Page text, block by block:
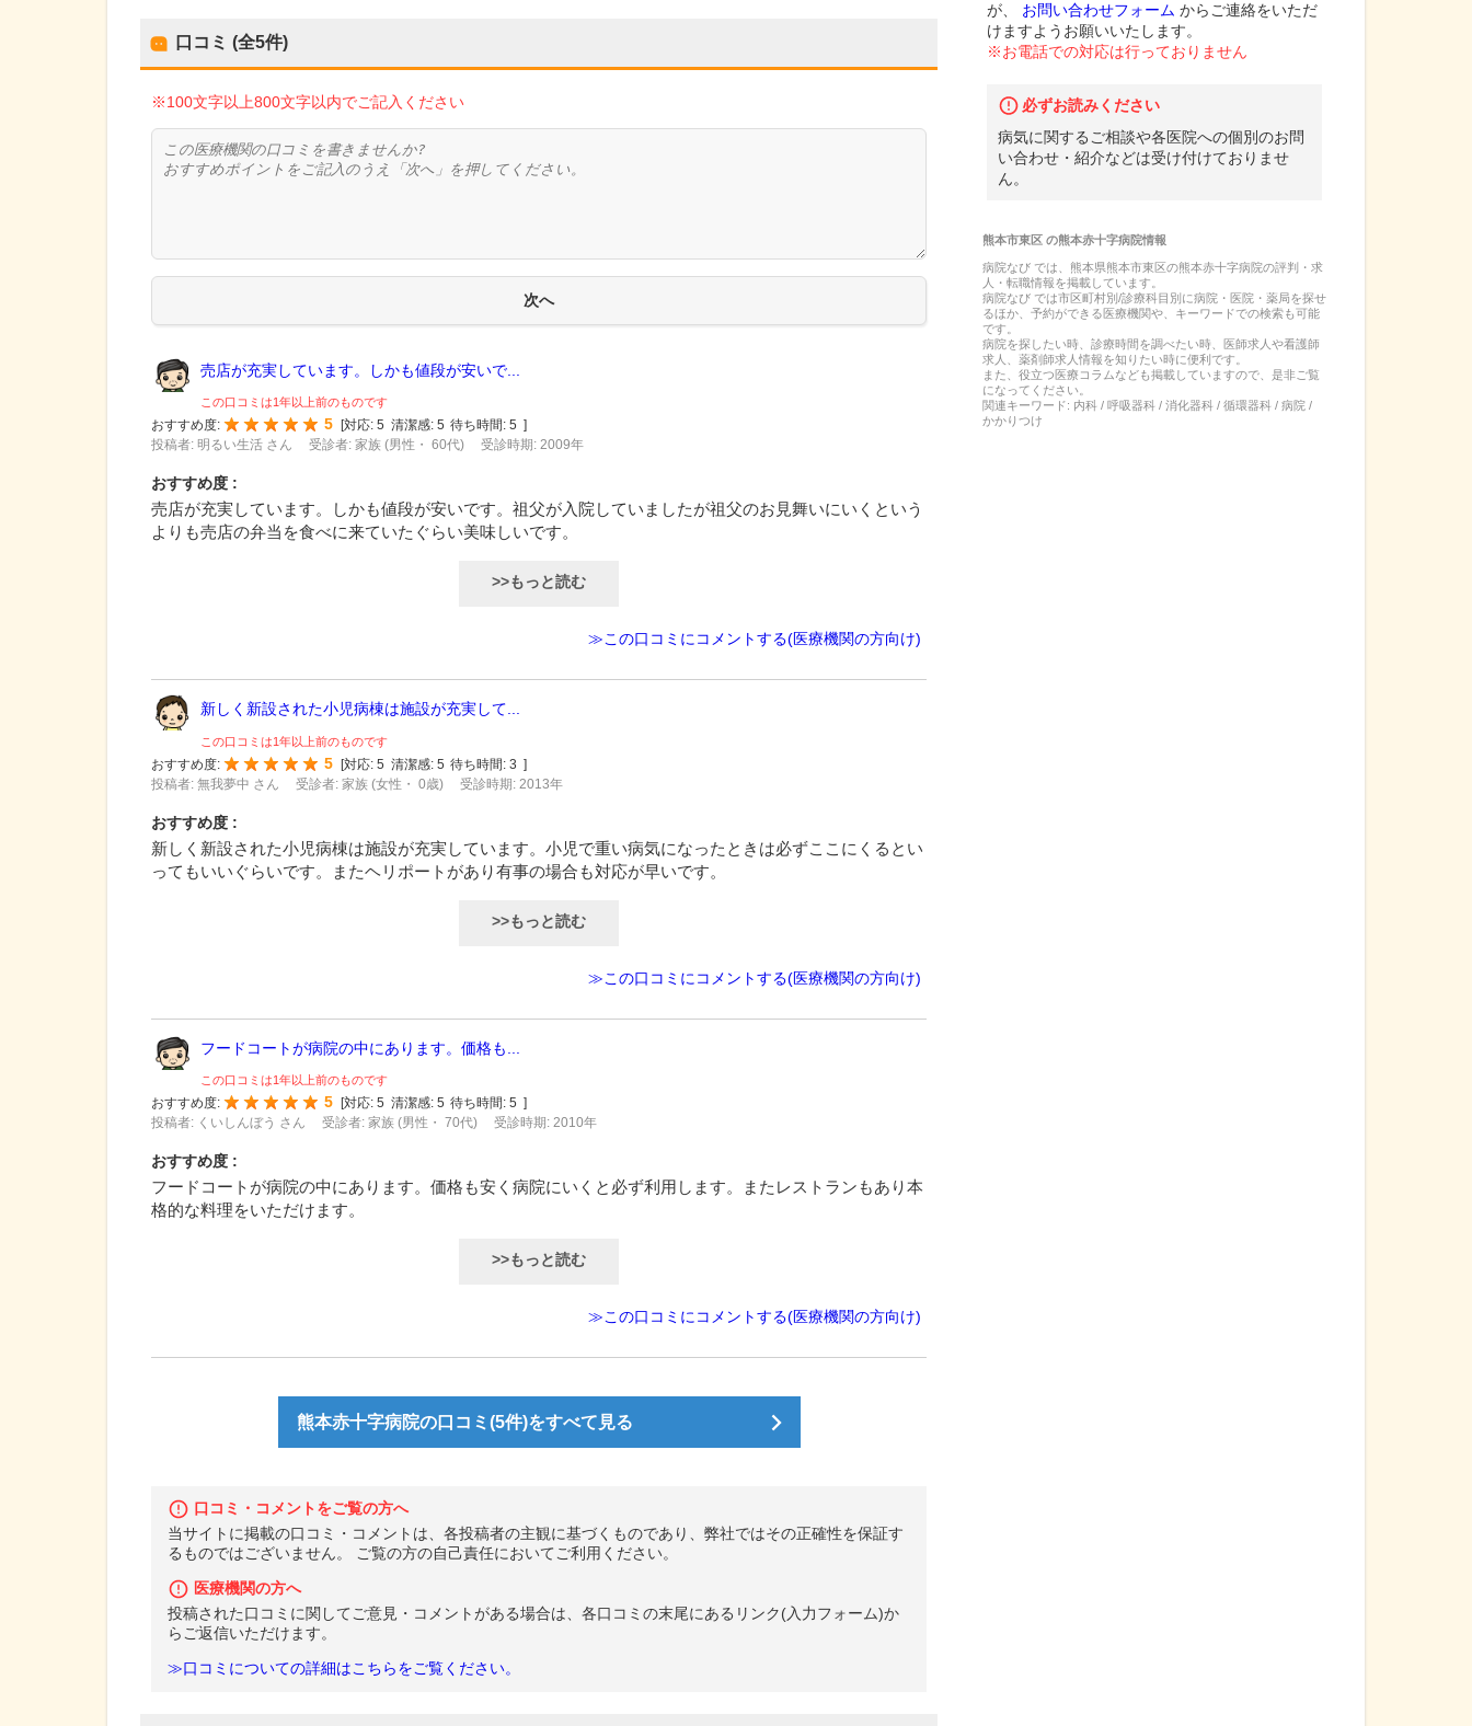
口コミ (全5件)
※100文字以上800文字以内でご記入ください
売店が充実しています。しかも値段が安いで...
この口コミは1年以上前のものです
おすすめ度:
5 対応: 5 清潔感: 5 待ち時間: 5
投稿者: 明るい生活 さん
受診者: 家族 (男性・ 60代) 受診時期: 2009年
おすすめ度 :
売店が充実しています。しかも値段が安いです。祖父が入院していましたが祖父のお見舞いにいくという
よりも売店の弁当を食べに来ていたぐらい美味しいです。
>>もっと読む
≫この口コミにコメントする(医療機関の方向け)
新しく新設された小児病棟は施設が充実して...
この口コミは1年以上前のものです
おすすめ度:
5 [対応: 5 清潔感: 5 待ち時間: 3 ]
投稿者: 無我夢中 さん
受診者: 家族 (女性・ 0歳) 受診時期: 2013年
おすすめ度 :
新しく新設された小児病棟は施設が充実しています。小児で重い病気になったときは必ずここにくるとい
ってもいいぐらいです。またヘリポートがあり有事の場合も対応が早いです。
>>もっと読む
≫この口コミにコメントする(医療機関の方向け)
フードコートが病院の中にあります。価格も...
この口コミは1年以上前のものです
おすすめ度:
5 対応: 5 清潔感: 5 待ち時間: 5
投稿者: くいしんぼう さん
受診者: 家族 (男性・ 70代) 受診時期: 2010年
おすすめ度 :
フードコートが病院の中にあります。価格も安く病院にいくと必ず利用します。またレストランもあり本
格的な料理をいただけます。
>>もっと読む
≫この口コミにコメントする(医療機関の方向け)
熊本赤十字病院の口コミ(5件)をすべて見る
口コミ・コメントをご覧の方へ
当サイトに掲載の口コミ・コメントは、各投稿者の主観に基づくものであり、弊社ではその正確性を保証す
るものではございません。 ご覧の方の自己責任においてご利用ください。
医療機関の方へ
投稿された口コミに関してご意見・コメントがある場合は、各口コミの末尾にあるリンク(入力フォーム)か
らご返信いただけます。
≫口コミについての詳細はこちらをご覧ください。
が、
お問い合わせフォーム からご連絡をいただ
けますようお願いいたします。
※お電話での対応は行っておりません
必ずお読みください
病気に関するご相談や各医院への個別のお問
い合わせ・紹介などは受け付けておりませ
ん。
熊本市東区の熊本赤十字病院情報
病院なび では、 熊本県熊本市東区の熊本赤十字病院の評判・求
人・転職情報を掲載しています。
病院なび では市区町村別/診療科目別に病院・医院・薬局を探せ
るほか、予約ができる医療機関や、キーワードでの検索も可能
です。
病院を探したい時、診療時間を調べたい時、医師求人や看護師
求人、薬剤師求人情報を知りたい時に便利です。
また、役立つ医療コラムなども掲載していますので、是非ご覧
になってください。
関連キーワード: 内科 / 呼吸器科 / 消化器科 / 循環器科 / 病院 /
かかりつけ